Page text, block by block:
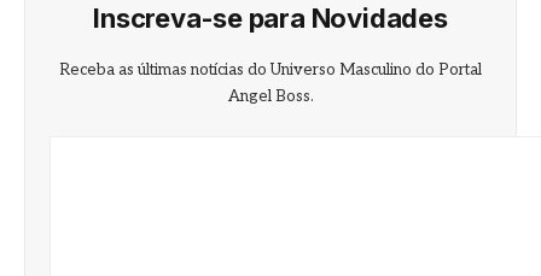
Inscreva-se para Novidades
Receba as últimas notícias do Universo Masculino do Portal
Angel Boss.